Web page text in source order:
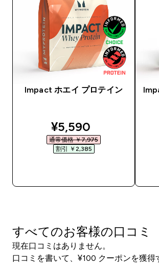
Impact ホエイ プロテイン
discounted price
¥5,590‎
通常価格 ￥7,975‎
割引 ￥2,385‎
すべてのお客様の口コミ
現在口コミはありません。
口コミを書いて、¥100 クーポンを獲得